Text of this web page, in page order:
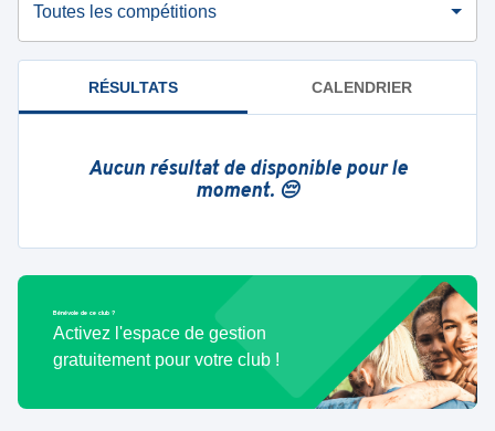
Toutes les compétitions
RÉSULTATS CALENDRIER
Aucun résultat de disponible pour le
moment. 😔
Bénévole de ce club ?
Activez l'espace de gestion
gratuitement pour votre club !